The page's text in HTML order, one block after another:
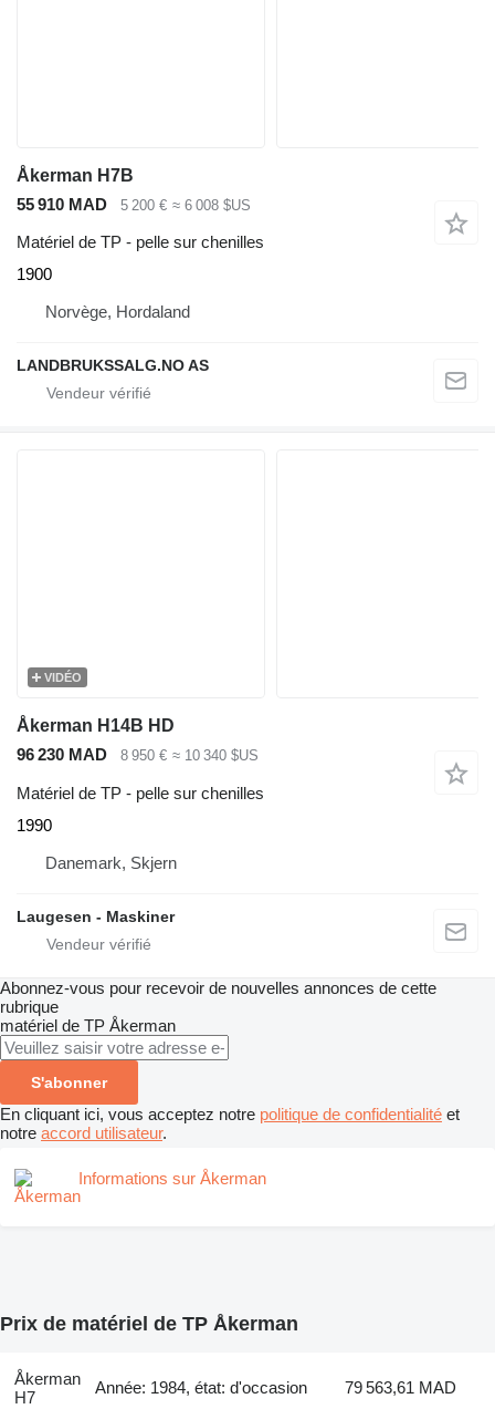
Åkerman H7B
55 910 MAD
5 200 € ≈ 6 008 $US
Matériel de TP - pelle sur chenilles
1900
Norvège, Hordaland
LANDBRUKSSALG.NO AS
VIDÉO
Åkerman H14B HD
96 230 MAD
8 950 € ≈ 10 340 $US
Matériel de TP - pelle sur chenilles
1990
Danemark, Skjern
Laugesen - Maskiner
Abonnez-vous pour recevoir de nouvelles annonces de cette
rubrique
matériel de TP Åkerman
S'abonner
En cliquant ici, vous acceptez notre politique de confidentialité et
notre accord utilisateur.
Informations sur Åkerman
Prix de matériel de TP Åkerman
Åkerman
H7
Année: 1984, état: d'occasion 79 563,61 MAD